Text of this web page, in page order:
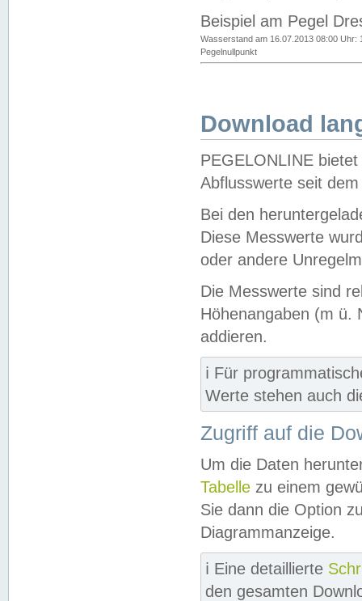
Beispiel am Pegel
Wasserstand am 16.07.2013 08:00 Uhr:
Pegelnullpunkt
Download
PEGELONLINE
Abflusswerte seit
Bei den
Diese Messwerte
oder andere
Die Messwerte sind
Höhenangaben (m ü.
addieren.
ℹ️ Für
Werte stehen auch
Zugriff auf die
Um die Daten
Tabelle zu einem
Sie dann die Option
Diagrammanzeige.
ℹ️ Eine detaillierte
den gesamten